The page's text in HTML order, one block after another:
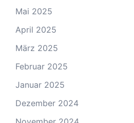
Mai 2025
April 2025
März 2025
Februar 2025
Januar 2025
Dezember 2024